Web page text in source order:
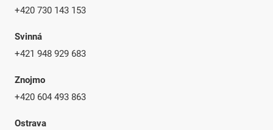
+420 730 143 153
Svinná
+421 948 929 683
Znojmo
+420 604 493 863
Ostrava